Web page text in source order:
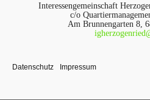
Interessengemeinschaft
c/o
Am Brunnengarten 8,
Datenschutz Impressum